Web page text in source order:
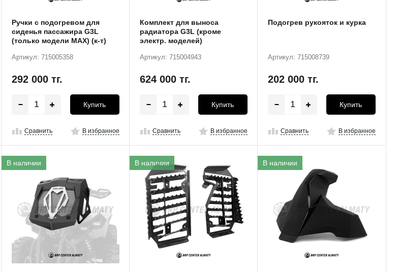
Ручки с подогревом для
сиденья пассажира G3L
(только модели MAX) (к-т)
Артикул: 715005358
292 000 тг.
Купить
Сравнить В избранное
Комплект для выноса
радиатора G3L (кроме
электр. моделей)
Артикул: 715004943
624 000 тг.
Купить
Сравнить В избранное
Подогрев рукояток и курка
Артикул: 715008739
202 000 тг.
Купить
Сравнить В избранное
В наличии В наличии В наличии